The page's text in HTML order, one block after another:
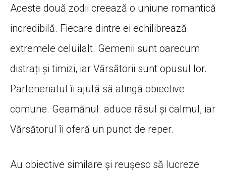
Aceste două zodii creează o uniune romantică
incredibilă. Fiecare dintre ei echilibrează
extremele celuilalt. Gemenii sunt oarecum
distrați și timizi, iar Vărsătorii sunt opusul lor.
Parteneriatul îi ajută să atingă obiective
comune. Geamănul aduce râsul și calmul, iar
Vărsătorul îi oferă un punct de reper.
Au obiective similare și reușesc să lucreze